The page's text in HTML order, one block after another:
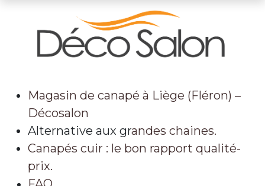
Magasin de canapé à Liège (Fléron) –
Décosalon
Alternative aux grandes chaines.
Canapés cuir : le bon rapport qualité-
prix.